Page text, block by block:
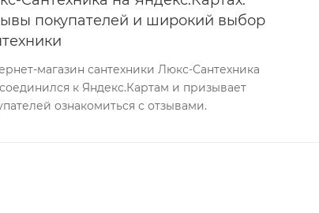
покупателей и широкий выбор
магазин сантехники Люкс-Сантехника
к Яндекс.Картам и призывает
ознакомиться с отзывами.